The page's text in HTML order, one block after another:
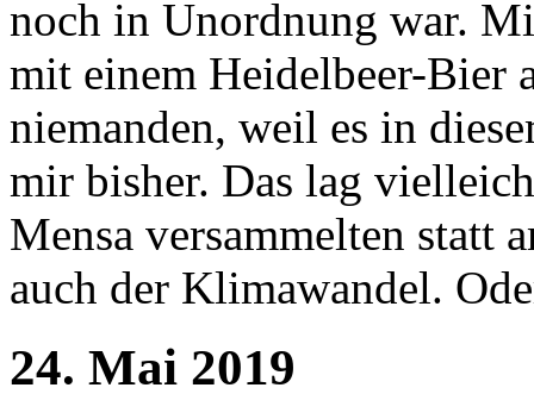
noch in Unordnung war.
mit einem Heidelbeer-Bier
niemanden, weil es in
mir bisher. Das lag
Mensa versammelten statt
auch der Klimawandel.
24. Mai 2019